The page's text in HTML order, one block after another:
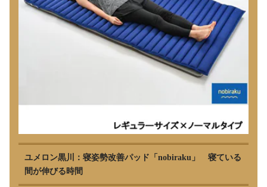
ユメロン黒川：寝姿勢改善パッド「nobiraku」 寝ている
間が伸びる時間